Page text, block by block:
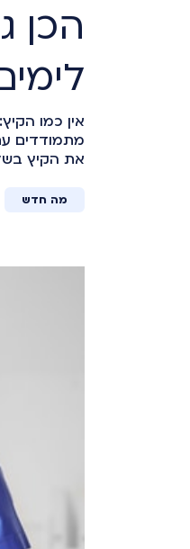
הכן
אין כמו
מתמודדים
את הקיץ
מה חדש